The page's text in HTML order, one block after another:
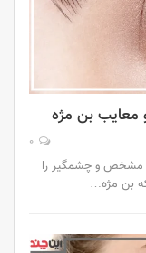
معایب بن مژه
مشخص و چشمگیر را
بن مژه…